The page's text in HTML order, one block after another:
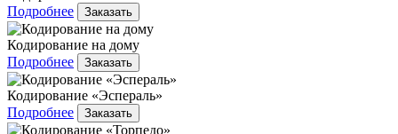
Подробнее
Заказать
Кодирование на дому
Подробнее
Заказать
Кодирование «Эспераль»
Подробнее
Заказать